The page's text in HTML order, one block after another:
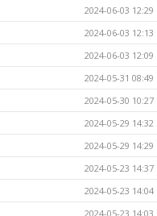
2024-06-03 12:29
2024-06-03 12:13
2024-06-03 12:09
2024-05-31 08:49
2024-05-30 10:27
2024-05-29 14:32
2024-05-29 14:29
2024-05-23 14:37
2024-05-23 14:04
2024-05-23 14:03